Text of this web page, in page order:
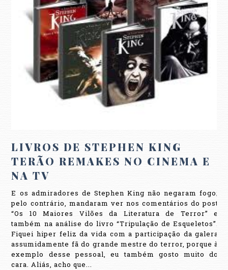
LIVROS DE STEPHEN KING
TERÃO REMAKES NO CINEMA E
NA TV
E os admiradores de Stephen King não negaram fogo;
pelo contrário, mandaram ver nos comentários do post
“Os 10 Maiores Vilões da Literatura de Terror” e
também na análise do livro “Tripulação de Esqueletos”.
Fiquei hiper feliz da vida com a participação da galera
assumidamente fã do grande mestre do terror, porque à
exemplo desse pessoal, eu também gosto muito do
cara. Aliás, acho que...